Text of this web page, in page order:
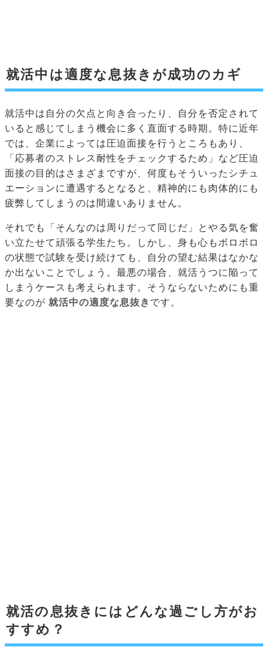
就活中は適度な息抜きが成功のカギ
就活中は自分の欠点と向き合ったり、自分を否定されて
いると感じてしまう機会に多く直面する時期。特に近年
では、企業によっては圧迫面接を行うところもあり、
「応募者のストレス耐性をチェックするため」など圧迫
面接の目的はさまざまですが、何度もそういったシチュ
エーションに遭遇するとなると、精神的にも肉体的にも
疲弊してしまうのは間違いありません。
それでも「そんなのは周りだって同じだ」とやる気を奮
い立たせて頑張る学生たち。しかし、身も心もボロボロ
の状態で試験を受け続けても、自分の望む結果はなかな
か出ないことでしょう。最悪の場合、就活うつに陥って
しまうケースも考えられます。そうならないためにも重
要なのが 就活中の適度な息抜き です。
就活の息抜きにはどんな過ごし方がお
すすめ？